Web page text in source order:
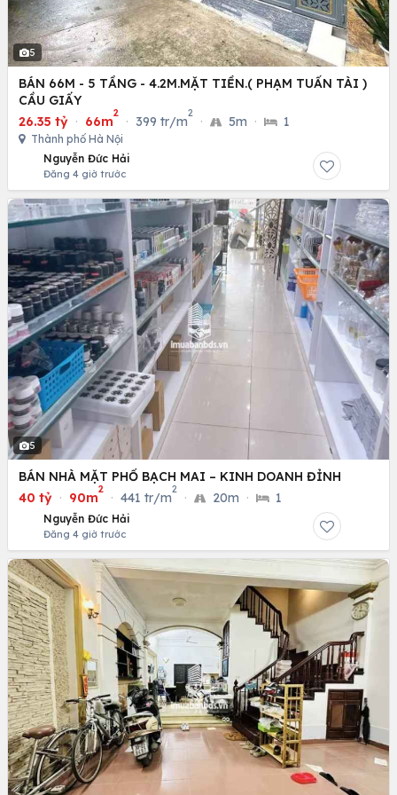
5
BÁN 66M - 5 TẦNG - 4.2M.MẶT TIỀN.( PHẠM TUẤN TÀI )
CẦU GIẤY
26.35 tỷ · 66m
2
· 399 tr/m
2
· 5m · 1
Thành phố Hà Nội
Nguyễn Đức Hải
Đăng 4 giờ trước
5
BÁN NHÀ MẶT PHỐ BẠCH MAI – KINH DOANH ĐỈNH
40 tỷ · 90m
2
· 441 tr/m
2
· 20m · 1
Nguyễn Đức Hải
Đăng 4 giờ trước